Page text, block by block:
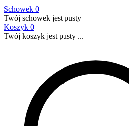
Schowek 0
Twój schowek jest pusty
Koszyk 0
Twój koszyk jest pusty ...